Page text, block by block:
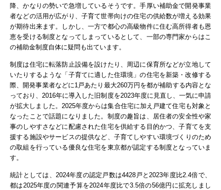
降、かなりの勢いで急増しているそうです。手厚い補助金で開発事業
者などの活用が広がり、子育て世帯向けの住宅の供給数が増える効果
が期待出来ます。しかし、一方で都心の高級物件に住む高所得者も恩
恵を受ける制度となってしまっていると して、一部の専門家からはこ
の補助金制度自体に疑問も出ています。
制度は住宅に転落防止設備を設けたり、周辺に保育所などが立地して
いたりするような「子育てに適した住環境」の住宅を新築・改修する
際、開発事業者などに1戸あたり最大260万円を都が補助する内容とな
っており、2016年に導入した旧制度を2023年度に見直し、一気に申請
が拡大しました。2025年度からは集合住宅に加え戸建て住宅も対象と
なったことで話題になりました。制度の趣旨は、 居住者の安全性や家
事のしやすさなどに配慮された住宅を供給する目的かつ、子育てを支
援する施設やサービスの提供など、 子育てしやすい環境づくりのため
の取組を行っている優良な住宅を東京都が認定する制度となっていま
す。
統計としては、2024年度の認定戸数は4428戸と2023年度比2.4倍で、
都は2025年度の関連予算を2024年度比で3.5倍の56億円に拡充しまし